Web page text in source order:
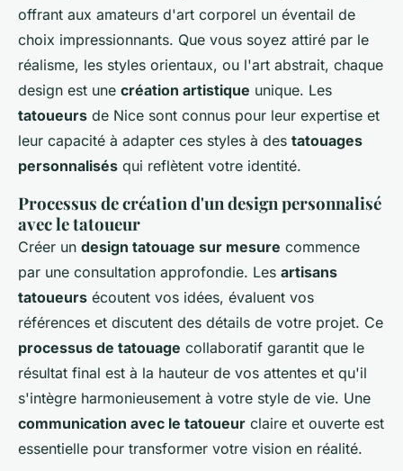
offrant aux amateurs d'art corporel un éventail de
choix impressionnants. Que vous soyez attiré par le
réalisme, les styles orientaux, ou l'art abstrait, chaque
design est une création artistique unique. Les
tatoueurs de Nice sont connus pour leur expertise et
leur capacité à adapter ces styles à des tatouages
personnalisés qui reflètent votre identité.
Processus de création d'un design personnalisé
avec le tatoueur
Créer un design tatouage sur mesure commence
par une consultation approfondie. Les artisans
tatoueurs écoutent vos idées, évaluent vos
références et discutent des détails de votre projet. Ce
processus de tatouage collaboratif garantit que le
résultat final est à la hauteur de vos attentes et qu'il
s'intègre harmonieusement à votre style de vie. Une
communication avec le tatoueur claire et ouverte est
essentielle pour transformer votre vision en réalité.